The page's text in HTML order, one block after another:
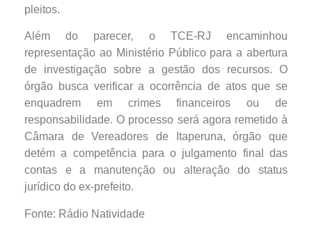
pleitos.
Além do parecer, o TCE-RJ encaminhou
representação ao Ministério Público para a abertura
de investigação sobre a gestão dos recursos. O
órgão busca verificar a ocorrência de atos que se
enquadrem em crimes financeiros ou de
responsabilidade. O processo será agora remetido à
Câmara de Vereadores de Itaperuna, órgão que
detém a competência para o julgamento final das
contas e a manutenção ou alteração do status
jurídico do ex-prefeito.
Fonte: Rádio Natividade